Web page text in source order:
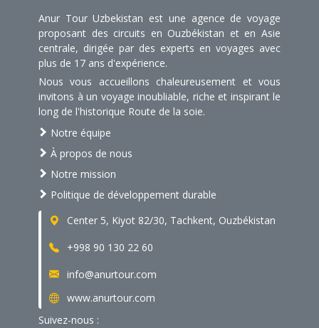
Anur Tour Uzbekistan est une agence de voyage
proposant des circuits en Ouzbékistan et en Asie
centrale, dirigée par des experts en voyages avec
plus de 17 ans d'expérience.
Nous vous accueillons chaleureusement et vous
invitons à un voyage inoubliable, riche et inspirant le
long de l'historique Route de la soie.
Notre équipe
À propos de nous
Notre mission
Politique de développement durable
Center 5, Kiyot 82/30, Tachkent, Ouzbékistan
+998 90 130 22 60
info@anurtour.com
www.anurtour.com
Suivez-nous :